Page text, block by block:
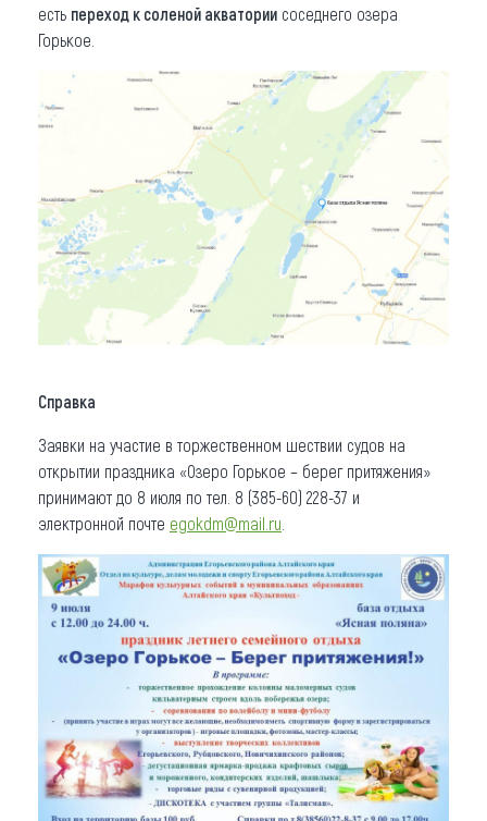
есть переход к соленой акватории соседнего озера
Горькое.
Справка
Заявки на участие в торжественном шествии судов на
открытии праздника «Озеро Горькое – берег притяжения»
принимают до 8 июля по тел. 8 (385-60) 228-37 и
электронной почте egokdm@mail.ru